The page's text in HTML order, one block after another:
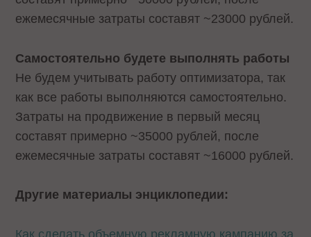
ежемесячные затраты составят ~23000 рублей.
Самостоятельно будете выполнять работы
Не будем учитывать работу оптимизатора, так
как все работы выполняются самостоятельно.
Затраты на продвижение в первый месяц
составят примерно ~35000 рублей, после
ежемесячные затраты составят ~16000 рублей.
Другие материалы энциклопедии: